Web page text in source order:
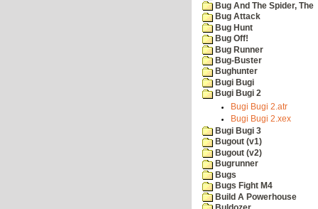
Bug And The Spider, The
Bug Attack
Bug Hunt
Bug Off!
Bug Runner
Bug-Buster
Bughunter
Bugi Bugi
Bugi Bugi 2
Bugi Bugi 2.atr
Bugi Bugi 2.xex
Bugi Bugi 3
Bugout (v1)
Bugout (v2)
Bugrunner
Bugs
Bugs Fight M4
Build A Powerhouse